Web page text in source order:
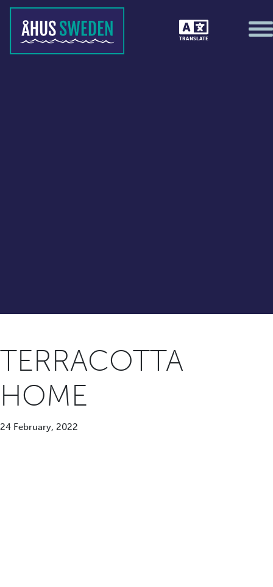
TRANSLATE
TERRACOTTA
HOME
24 February, 2022